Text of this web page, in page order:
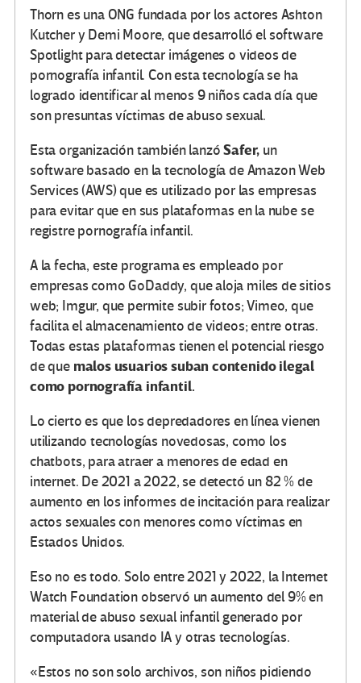
Thorn es una ONG fundada por los actores Ashton
Kutcher y Demi Moore, que desarrolló el software
Spotlight para detectar imágenes o videos de
pornografía infantil. Con esta tecnología se ha
logrado identificar al menos 9 niños cada día que
son presuntas víctimas de abuso sexual.
Esta organización también lanzóSafer, un
software basado en la tecnología de Amazon Web
Services (AWS) que es utilizado por las empresas
para evitar que en sus plataformas en la nube se
registre pornografía infantil.
A la fecha, este programa es empleado por
empresas como GoDaddy, que aloja miles de sitios
web; Imgur, que permite subir fotos; Vimeo, que
facilita el almacenamiento de videos; entre otras.
Todas estas plataformas tienen el potencial riesgo
de quemalos usuarios suban contenido ilegal
como pornografía infantil.
Lo cierto es que los depredadores en línea vienen
utilizando tecnologías novedosas, como los
chatbots, para atraer a menores de edad en
internet. De 2021 a 2022, se detectó un 82 % de
aumento en los informes de incitación para realizar
actos sexuales con menores como víctimas en
Estados Unidos.
Eso no es todo. Solo entre 2021 y 2022, la Internet
Watch Foundation observó un aumento del 9% en
material de abuso sexual infantil generado por
computadora usando IA y otras tecnologías.
«Estos no son solo archivos, son niños pidiendo